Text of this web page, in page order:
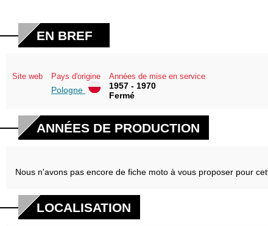
EN BREF
Site web Pays d'origine
Pologne
Années de mise en service
1957 - 1970
Fermé
ANNÉES DE PRODUCTION
Nous n'avons pas encore de fiche moto à vous proposer pour
LOCALISATION